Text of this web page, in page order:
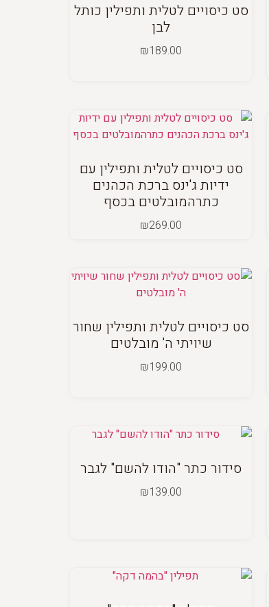
סט כיסויים לטלית ותפילין כותל
לבן
₪189.00
סט כיסויים לטלית ותפילין עם
ידיות ג'ינס ברכת הכהנים
כתרהמובלטים בכסף
₪269.00
סט כיסויים לטלית ותפילין שחור
שיויתי ה' מובלטים
₪199.00
סידור כתר "הודו להשם" לגבר
₪139.00